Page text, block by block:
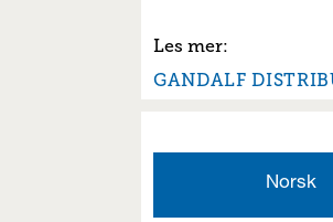
GANDALF
Norsk